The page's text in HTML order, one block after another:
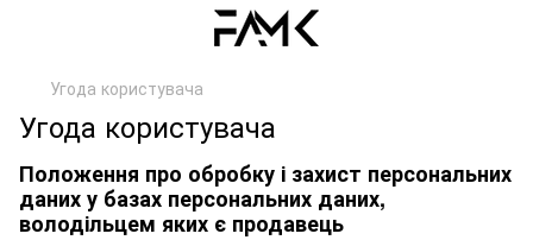
Угода користувача
Угода користувача
Положення про обробку і захист персональних
даних у базах персональних даних,
володільцем яких є продавець